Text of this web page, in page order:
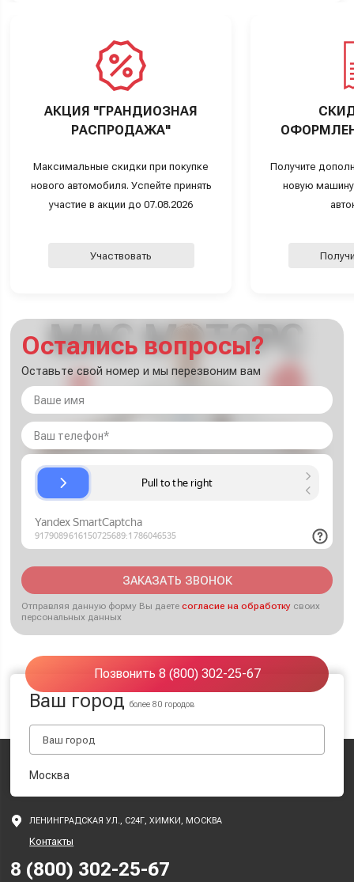
АКЦИЯ "ГРАНДИОЗНАЯ
РАСПРОДАЖА"
Максимальные скидки при покупке
нового автомобиля. Успейте принять
участие в акции до 07.08.2026
Участвовать
Получите
новую
Остались вопросы?
Оставьте свой номер и мы перезвоним вам
ЗАКАЗАТЬ ЗВОНОК
Отправляя данную форму Вы даетесогласие на обработку своих
персональных данных
Позвонить 8 (800) 302-25-67
Ваш городболее 80 городов
Москва
ЛЕНИНГРАДСКАЯ УЛ., С24Г, ХИМКИ, МОСКВА
Контакты
8 (800) 302-25-67